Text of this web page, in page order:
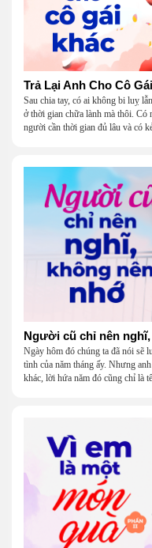
Trả Lại Anh Cho Cô
Sau chia tay, có ai không bi luỵ
ở thời gian chữa lành mà thôi. Có
người cần thời gian đủ lâu và có
Người cũ chỉ nên
Ngày hôm đó chúng ta đã nói sẽ
tình của năm tháng ấy. Nhưng
khác, lời hứa năm đó cũng chỉ là